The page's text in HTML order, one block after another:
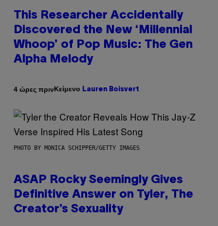
This Researcher Accidentally
Discovered the New ‘Millennial
Whoop’ of Pop Music: The Gen
Alpha Melody
4 ώρες πρινΚείμενο Lauren Boisvert
PHOTO BY MONICA SCHIPPER/GETTY IMAGES
ASAP Rocky Seemingly Gives
Definitive Answer on Tyler, The
Creator’s Sexuality